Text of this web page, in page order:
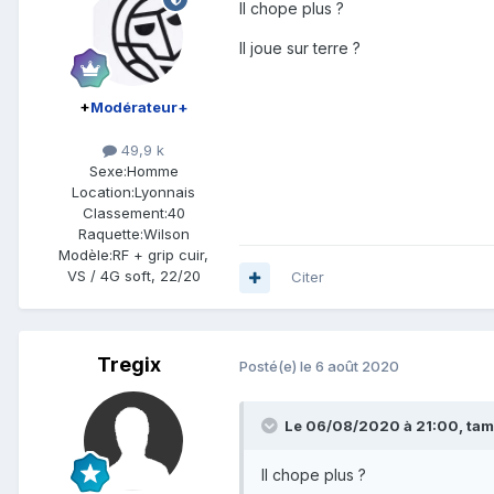
+Modérateur+
49,9 k
Sexe:Homme
Location:Lyonnais
Classement:40
Raquette:Wilson
Modèle:RF + grip cuir,
VS / 4G soft, 22/20
Il chope plus ?
Il joue sur terre ?
Citer
Tregix Posté(e) le 6 août 2020
Le 06/08/2020 à 21:00,
Il chope plus ?